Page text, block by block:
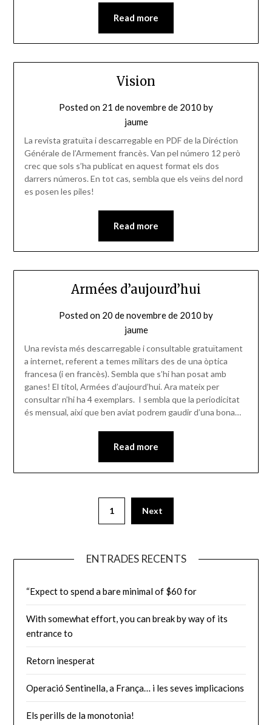
Read more
Vision
Posted on 21 de novembre de 2010 by
jaume
La revista gratuïta i descarregable en PDF de la Diréction
Générale de l’Armement francès. Van pel número 12 però
crec que sols s’ha publicat en aquest format els dos
darrers números. En tot cas, sembla que els veïns del nord
es posen les piles!
Read more
Armées d’aujourd’hui
Posted on 20 de novembre de 2010 by
jaume
Una revista més descarregable i consultable gratuïtament
a internet, referent a temes militars des de una òptica
francesa (i en francès). Sembla que s’hi han posat amb
ganes! El títol, Armées d’aujourd’hui. Ara mateix per
consultar n’hi ha 4 exemplars. I sembla que la periodicitat
és mensual, així que ben aviat podrem gaudir d’una bona…
Read more
1 Next
ENTRADES RECENTS
“Expect to spend a bare minimal of $60 for
With somewhat effort, you can break by way of its
entrance to
Retorn inesperat
Operació Sentinella, a França… i les seves implicacions
Els perills de la monotonia!